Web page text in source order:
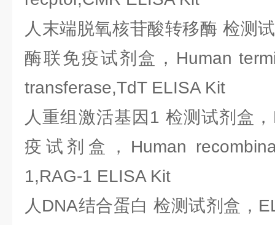
人末端脱氧核苷酸转移酶 检测
酶联免疫试剂盒，Human
transferase,TdT ELISA Kit
人重组激活基因1 检测试剂盒
疫试剂盒，Human
1,RAG-1 ELISA Kit
人DNA结合蛋白 检测试剂盒，